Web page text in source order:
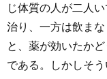
じ体質の人が二人
治り、一方は飲ま
と、薬が効いたか
である。しかしそ